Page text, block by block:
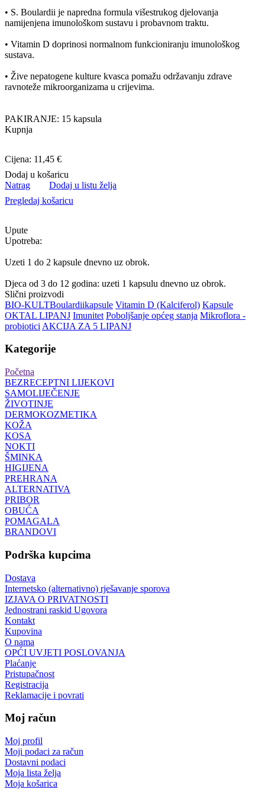
• S. Boulardii je napredna formula višestrukog djelovanja
namijenjena imunološkom sustavu i probavnom traktu.
• Vitamin D doprinosi normalnom funkcioniranju imunološkog
sustava.
• Žive nepatogene kulture kvasca pomažu održavanju zdrave
ravnoteže mikroorganizama u crijevima.
PAKIRANJE: 15 kapsula
Kupnja
Cijena: 11,45 €
Dodaj u košaricu
Natrag
Dodaj u listu želja
Pregledaj košaricu
Upute
Upotreba:
Uzeti 1 do 2 kapsule dnevno uz obrok.
Djeca od 3 do 12 godina: uzeti 1 kapsulu dnevno uz obrok.
Slični proizvodi
BIO-KULTBoulardiikapsule Vitamin D (Kalciferol) Kapsule
OKTAL LIPANJ Imunitet Poboljšanje općeg stanja Mikroflora -
probiotici AKCIJA ZA 5 LIPANJ
Kategorije
Početna
BEZRECEPTNI LIJEKOVI
SAMOLIJEČENJE
ŽIVOTINJE
DERMOKOZMETIKA
KOŽA
KOSA
NOKTI
ŠMINKA
HIGIJENA
PREHRANA
ALTERNATIVA
PRIBOR
OBUĆA
POMAGALA
BRANDOVI
Podrška kupcima
Dostava
Internetsko (alternativno) rješavanje sporova
IZJAVA O PRIVATNOSTI
Jednostrani raskid Ugovora
Kontakt
Kupovina
O nama
OPĆI UVJETI POSLOVANJA
Plaćanje
Pristupačnost
Registracija
Reklamacije i povrati
Moj račun
Moj profil
Moji podaci za račun
Dostavni podaci
Moja lista želja
Moja košarica